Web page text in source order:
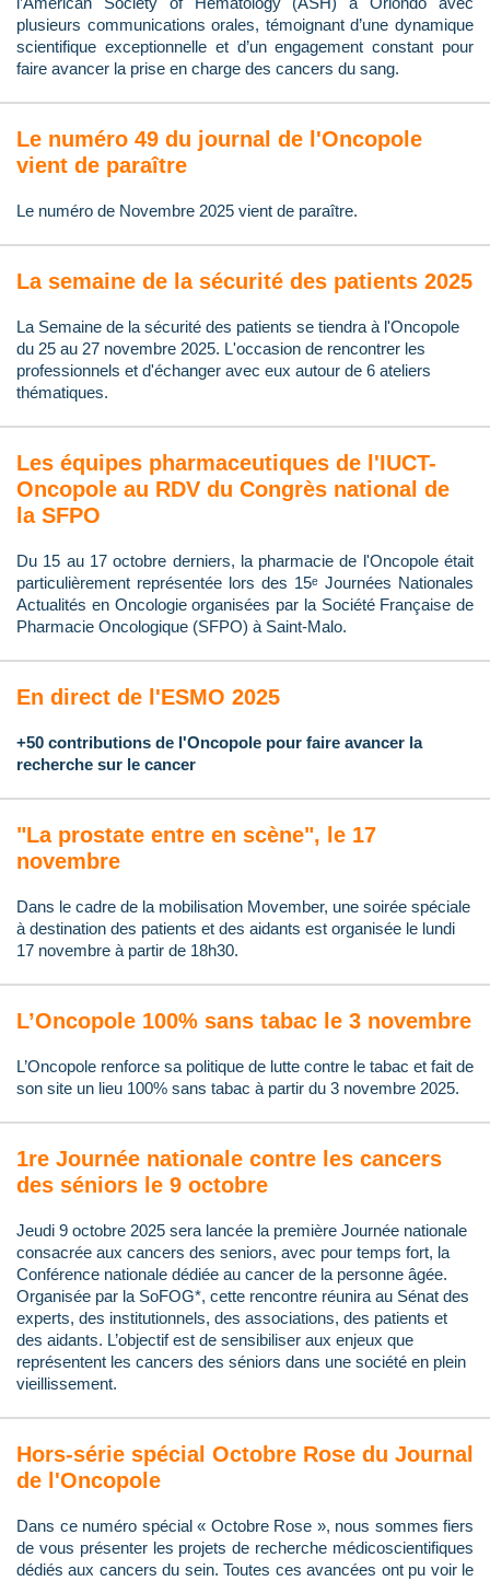
plusieurs communications orales, témoignant d’une dynamique
scientifique exceptionnelle et d’un engagement constant pour
faire avancer la prise en charge des cancers du sang.
Le numéro 49 du journal de l'Oncopole
vient de paraître
Le numéro de Novembre 2025 vient de paraître.
La semaine de la sécurité des patients 2025
La Semaine de la sécurité des patients se tiendra à l'Oncopole
du 25 au 27 novembre 2025. L'occasion de rencontrer les
professionnels et d'échanger avec eux autour de 6 ateliers
thématiques.
Les équipes pharmaceutiques de l'IUCT-
Oncopole au RDV du Congrès national de
la SFPO
Du 15 au 17 octobre derniers, la pharmacie de l'Oncopole était
particulièrement représentée lors des 15ᵉ Journées Nationales
Actualités en Oncologie organisées par la Société Française de
Pharmacie Oncologique (SFPO) à Saint-Malo.
En direct de l'ESMO 2025
+50 contributions de l'Oncopole pour faire avancer la
recherche sur le cancer
"La prostate entre en scène", le 17
novembre
Dans le cadre de la mobilisation Movember, une soirée spéciale
à destination des patients et des aidants est organisée le lundi
17 novembre à partir de 18h30.
L’Oncopole 100% sans tabac le 3 novembre
L’Oncopole renforce sa politique de lutte contre le tabac et fait de
son site un lieu 100% sans tabac à partir du 3 novembre 2025.
1re Journée nationale contre les cancers
des séniors le 9 octobre
Jeudi 9 octobre 2025 sera lancée la première Journée nationale
consacrée aux cancers des seniors, avec pour temps fort, la
Conférence nationale dédiée au cancer de la personne âgée.
Organisée par la SoFOG*, cette rencontre réunira au Sénat des
experts, des institutionnels, des associations, des patients et
des aidants. L’objectif est de sensibiliser aux enjeux que
représentent les cancers des séniors dans une société en plein
vieillissement.
Hors-série spécial Octobre Rose du Journal
de l'Oncopole
Dans ce numéro spécial « Octobre Rose », nous sommes fiers
de vous présenter les projets de recherche médicoscientifiques
dédiés aux cancers du sein. Toutes ces avancées ont pu voir le